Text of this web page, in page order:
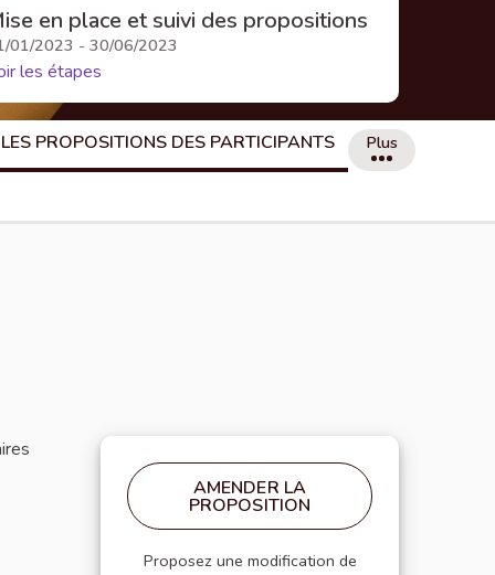
en place et suivi des propositions
01/2023 - 30/06/2023
les étapes
LES PROPOSITIONS DES PARTICIPANTS Plus
AMENDER LA
PROPOSITION
Proposez une modification de